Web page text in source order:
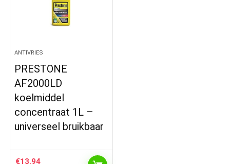
ANTIVRIES
PRESTONE
AF2000LD
koelmiddel
concentraat 1L –
universeel bruikbaar
€13.94